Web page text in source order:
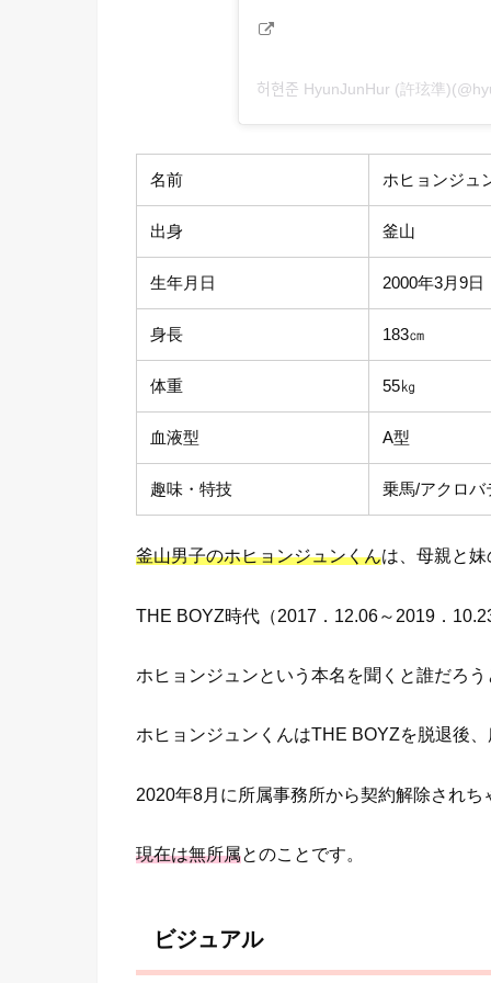
허현준 HyunJunHur (許玹準
名前 ホヒョンジュ
出身 釜山
生年月日 2000年3月9日
身長 183㎝
体重 55㎏
血液型 A型
趣味・特技 乗馬/アクロバ
釜山男子のホヒョンジュンくんは、母親と妹
THE BOYZ時代（2017．12.06～2019．
ホヒョンジュンという本名を聞くと誰だろう
ホヒョンジュンくんはTHE BOYZを脱退後
2020年8月に所属事務所から契約解除され
現在は無所属とのことです。
ビジュアル